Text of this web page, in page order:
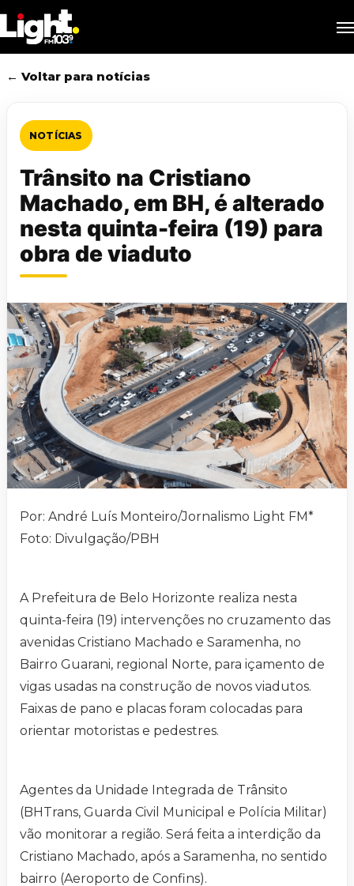
to
main
content
← Voltar para notícias
NOTÍCIAS
Trânsito na Cristiano
Machado, em BH, é alterado
nesta quinta-feira (19) para
obra de viaduto
Por: André Luís Monteiro/Jornalismo Light FM*
Foto: Divulgação/PBH
A Prefeitura de Belo Horizonte realiza nesta
quinta-feira (19) intervenções no cruzamento das
avenidas Cristiano Machado e Saramenha, no
Bairro Guarani, regional Norte, para içamento de
vigas usadas na construção de novos viadutos.
Faixas de pano e placas foram colocadas para
orientar motoristas e pedestres.
Agentes da Unidade Integrada de Trânsito
(BHTrans, Guarda Civil Municipal e Polícia Militar)
vão monitorar a região. Será feita a interdição da
Cristiano Machado, após a Saramenha, no sentido
bairro (Aeroporto de Confins).